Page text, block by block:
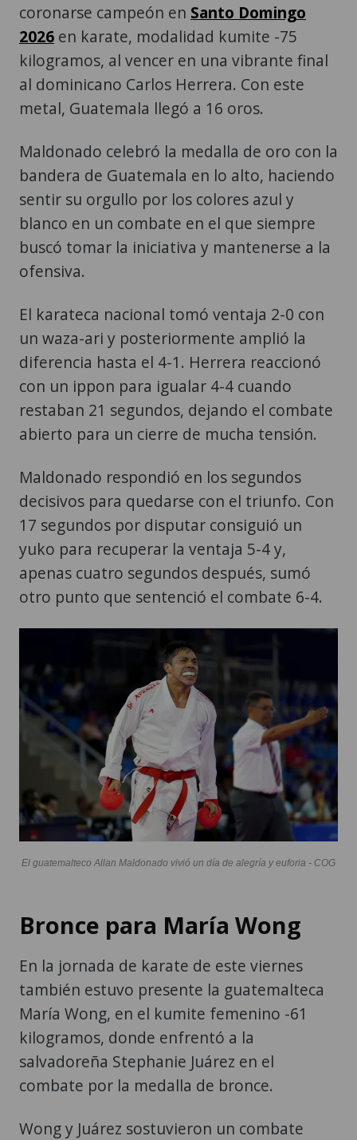
coronarse campeón en Santo Domingo
2026 en karate, modalidad kumite -75
kilogramos, al vencer en una vibrante final
al dominicano Carlos Herrera. Con este
metal, Guatemala llegó a 16 oros.
Maldonado celebró la medalla de oro con la
bandera de Guatemala en lo alto, haciendo
sentir su orgullo por los colores azul y
blanco en un combate en el que siempre
buscó tomar la iniciativa y mantenerse a la
ofensiva.
El karateca nacional tomó ventaja 2-0 con
un waza-ari y posteriormente amplió la
diferencia hasta el 4-1. Herrera reaccionó
con un ippon para igualar 4-4 cuando
restaban 21 segundos, dejando el combate
abierto para un cierre de mucha tensión.
Maldonado respondió en los segundos
decisivos para quedarse con el triunfo. Con
17 segundos por disputar consiguió un
yuko para recuperar la ventaja 5-4 y,
apenas cuatro segundos después, sumó
otro punto que sentenció el combate 6-4.
El guatemalteco Allan Maldonado vivió un día de alegría y euforia - COG
Bronce para María Wong
En la jornada de karate de este viernes
también estuvo presente la guatemalteca
María Wong, en el kumite femenino -61
kilogramos, donde enfrentó a la
salvadoreña Stephanie Juárez en el
combate por la medalla de bronce.
Wong y Juárez sostuvieron un combate